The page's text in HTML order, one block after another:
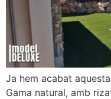
Ja hem acabat
Gama natural, amb